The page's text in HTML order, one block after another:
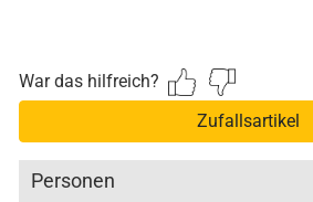
War das hilfreich?
Zufallsartikel
Personen